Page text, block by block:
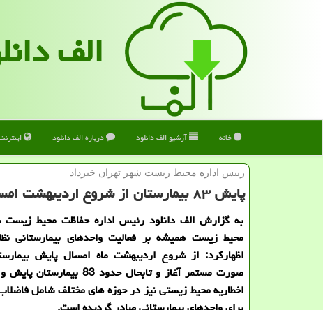
الف
خانه آرشیو الف دانلود درباره الف دانلود
رییس اداره محیط زیست شهر تهران خبرداد
پایش ۸۳ بیمارستان از شروع اردیبهشت امسال
به گزارش الف دانلود رئیس اداره حفاظت محیط زیست
محیط زیست همیشه بر فعالیت واحدهای بیمارستانی
اظهاركرد: از شروع اردیبهشت ماه امسال پایش
اخطاریه محیط زیستی نیز در حوزه های مختلف شامل